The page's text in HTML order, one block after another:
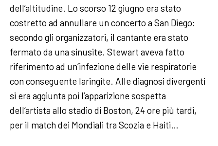
dell’altitudine. Lo scorso 12 giugno era stato
costretto ad annullare un concerto a San Diego:
secondo gli organizzatori, il cantante era stato
fermato da una sinusite. Stewart aveva fatto
riferimento ad un’infezione delle vie respiratorie
con conseguente laringite. Alle diagnosi divergenti
si era aggiunta poi l’apparizione sospetta
dell’artista allo stadio di Boston, 24 ore più tardi,
per il match dei Mondiali tra Scozia e Haiti…